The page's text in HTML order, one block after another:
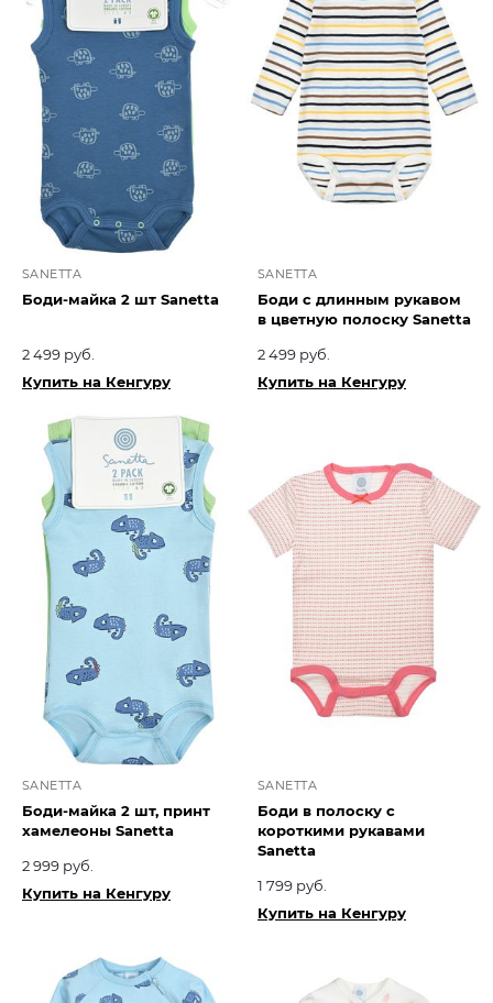
SANETTA
Боди-майка 2 шт Sanetta
2 499 руб.
Купить на Кенгуру
SANETTA
Боди с длинным рукавом
в цветную полоску Sanetta
2 499 руб.
Купить на Кенгуру
SANETTA
Боди-майка 2 шт, принт
хамелеоны Sanetta
2 999 руб.
Купить на Кенгуру
SANETTA
Боди в полоску с
короткими рукавами
Sanetta
1 799 руб.
Купить на Кенгуру